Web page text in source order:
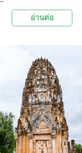
นี้เป็นที่ประดิษฐานพระ
มศักดิ์สิทธิ์มีมนต์เสน่ห์
ที่ยวมาเที่ยวชมและสัก
อ่านต่อ